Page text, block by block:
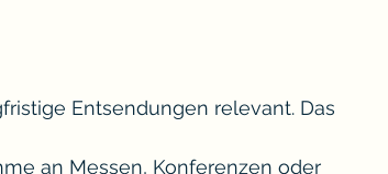
Entsendungen relevant. Das
an Messen, Konferenzen oder